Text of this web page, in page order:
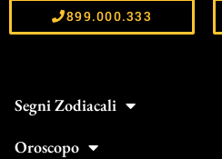
899.000.333
Segni Zodiacali
Oroscopo